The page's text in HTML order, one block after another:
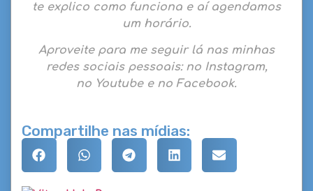
te explico como funciona e aí agendamos
um horário.
Aproveite para me seguir lá nas minhas
redes sociais pessoais: no Instagram,
no Youtubee no Facebook.
Compartilhe nas mídias: